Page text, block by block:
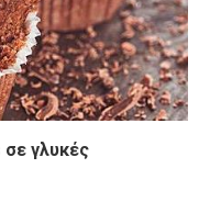
σε γλυκές